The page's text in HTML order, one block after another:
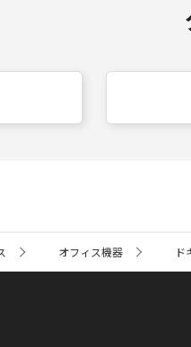
オフィス機器 ド